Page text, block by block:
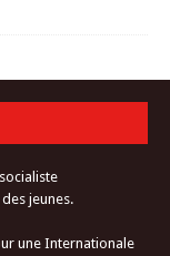
jeunes.
une Internationale